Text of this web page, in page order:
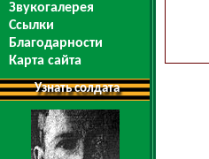
Звукогалерея
Ссылки
Благодарности
Карта сайта
Узнать солдата